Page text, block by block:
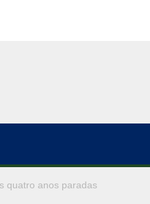
quatro anos paradas